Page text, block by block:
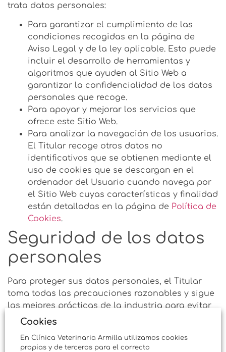
trata datos personales:
Para garantizar el cumplimiento de las
condiciones recogidas en la página de
Aviso Legal y de la ley aplicable. Esto puede
incluir el desarrollo de herramientas y
algoritmos que ayuden al Sitio Web a
garantizar la confidencialidad de los datos
personales que recoge.
Para apoyar y mejorar los servicios que
ofrece este Sitio Web.
Para analizar la navegación de los usuarios.
El Titular recoge otros datos no
identificativos que se obtienen mediante el
uso de cookies que se descargan en el
ordenador del Usuario cuando navega por
el Sitio Web cuyas características y finalidad
están detalladas en la página de Política de
Cookies.
Seguridad de los datos
personales
Para proteger sus datos personales, el Titular
toma todas las precauciones razonables y sigue
las mejores prácticas de la industria para evitar
su pérdida, mal uso, acceso indebido,
mismos.
Cookies
En Clínica Veterinaria Armilla utilizamos cookies
propias y de terceros para el correcto